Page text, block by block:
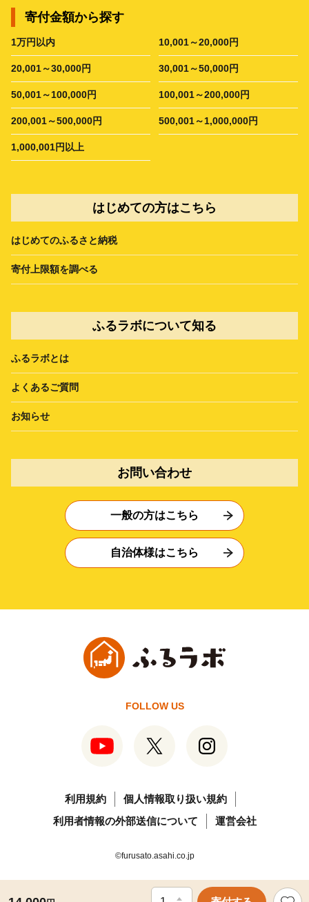
寄付金額から探す
1万円以内 10,001～20,000円
20,001～30,000円 30,001～50,000円
50,001～100,000円 100,001～200,000円
200,001～500,000円 500,001～1,000,000円
1,000,001円以上
はじめての方はこちら
はじめてのふるさと納税
寄付上限額を調べる
ふるラボについて知る
ふるラボとは
よくあるご質問
お知らせ
お問い合わせ
一般の方はこちら
自治体様はこちら
FOLLOW US
利用規約
個人情報取り扱い規約
利用者情報の外部送信について
運営会社
©furusato.asahi.co.jp